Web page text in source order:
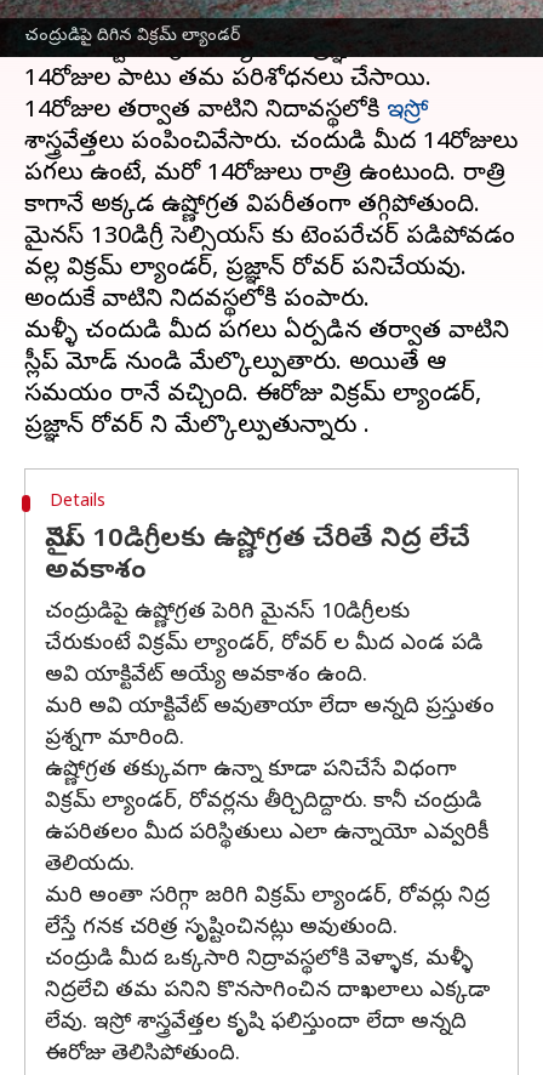
చంద్రుడిపై దిగిన విక్రమ్ ల్యాండర్
చంద్రుడి ఉపరితలం మీద ఆగస్టు 23వ తేదీన
అడుగుపెట్టిన విక్రమ్ ల్యాండర్, ప్రజ్ఞాన్ రోవర్ లు,
14రోజుల పాటు తమ పరిశోధనలు చేసాయి.
14రోజుల తర్వాత వాటిని నిద్రావస్థలోకి ఇస్రో
శాస్త్రవేత్తలు పంపించివేసారు. చంద్రుడి మీద 14రోజులు
పగలు ఉంటే, మరో 14రోజులు రాత్రి ఉంటుంది. రాత్రి
కాగానే అక్కడ ఉష్ణోగ్రత విపరీతంగా తగ్గిపోతుంది.
మైనస్ 130డిగ్రీ సెల్సియస్ కు టెంపరేచర్ పడిపోవడం
వల్ల విక్రమ్ ల్యాండర్, ప్రజ్ఞాన్ రోవర్ పనిచేయవు.
అందుకే వాటిని నిద్రవస్థలోకి పంపారు.
మళ్ళీ చంద్రుడి మీద పగలు ఏర్పడిన తర్వాత వాటిని
స్లీప్ మోడ్ నుండి మేల్కొల్పుతారు. అయితే ఆ
సమయం రానే వచ్చింది. ఈరోజు విక్రమ్ ల్యాండర్,
Details
మైనస్ 10డిగ్రీలకు ఉష్ణోగ్రత చేరితే నిద్ర లేచే
అవకాశం
చంద్రుడిపై ఉష్ణోగ్రత పెరిగి మైనస్ 10డిగ్రీలకు
చేరుకుంటే విక్రమ్ ల్యాండర్, రోవర్ ల మీద ఎండ పడి
అవి యాక్టివేట్ అయ్యే అవకాశం ఉంది.
మరి అవి యాక్టివేట్ అవుతాయా లేదా అన్నది ప్రస్తుతం
ప్రశ్నగా మారింది.
ఉష్ణోగ్రత తక్కువగా ఉన్నా కూడా పనిచేసే విధంగా
విక్రమ్ ల్యాండర్, రోవర్లను తీర్చిదిద్దారు. కానీ చంద్రుడి
ఉపరితలం మీద పరిస్థితులు ఎలా ఉన్నాయో ఎవ్వరికీ
తెలియదు.
మరి అంతా సరిగ్గా జరిగి విక్రమ్ ల్యాండర్, రోవర్లు నిద్ర
లేస్తే గనక చరిత్ర సృష్టించినట్లు అవుతుంది.
చంద్రుడి మీద ఒక్కసారి నిద్రావస్థలోకి వెళ్ళాక, మళ్ళీ
నిద్రలేచి తమ పనిని కొనసాగించిన దాఖలాలు ఎక్కడా
లేవు. ఇస్రో శాస్త్రవేత్తల కృషి ఫలిస్తుందా లేదా అన్నది
ఈరోజు తెలిసిపోతుంది.